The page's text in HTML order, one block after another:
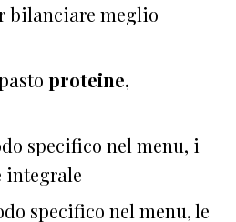
bilanciare meglio
proteine,
specifico nel menu, i
integrale
specifico nel menu, le